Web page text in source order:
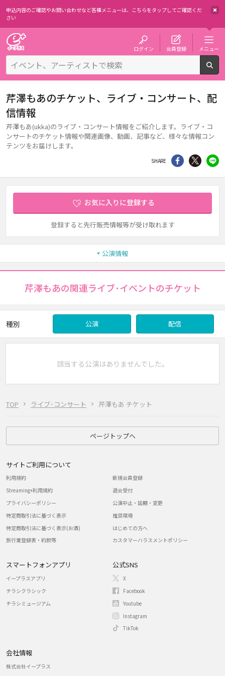
申込内容のご確認やお問い合わせなど各種メニューは、 こちらをタップしてご確認くだ
さい
ログイン 会員登録 メニュー
TOP ライブ･コンサート 芹澤もあ チケット
芹澤もあのチケット、ライブ・コンサート、配
信情報
芹澤もあ(ukka)のライブ・コンサート情報をご紹介します。ライブ・コ
ンサートのチケット情報や関連画像、動画、記事など、様々な情報コン
テンツをお届けします。
SHARE シェア Twitter
お気に入りに登録する
登録すると先行販売情報等が受け取れます
公演情報
芹澤もあの関連ライブ･イベントのチケット
種別 公演 配信
該当する公演はありませんでした。
ページトップへ
サイトご利用について
利用規約
Streaming+利用規約
プライバシーポリシー
特定商取引法に基づく表示
特定商取引法に基づく表示(お酒)
旅行業登録表・約款等
新規会員登録
退会受付
公演中止・延期・変更
推奨環境
はじめての方へ
カスタマーハラスメントポリシー
スマートフォンアプリ
イープラスアプリ
チラシクラシック
チラシミュージアム
公式SNS
X
Facebook
Youtube
Instagram
TikTok
会社情報
株式会社イープラス